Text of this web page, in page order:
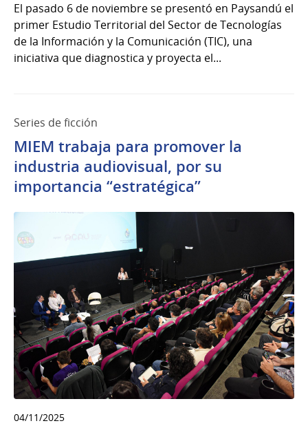
El pasado 6 de noviembre se presentó en Paysandú el
primer Estudio Territorial del Sector de Tecnologías
de la Información y la Comunicación (TIC), una
iniciativa que diagnostica y proyecta el...
Series de ficción
MIEM trabaja para promover la
industria audiovisual, por su
importancia “estratégica”
04/11/2025